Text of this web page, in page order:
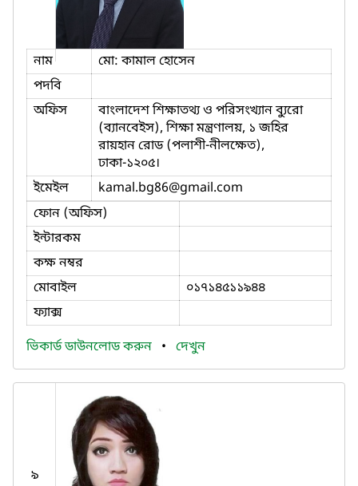
নাম
মো: কামাল হোসেন
পদবি
অফিস
বাংলাদেশ শিক্ষাতথ্য ও পরিসংখ্যান ব্যুরো
(ব্যানবেইস), শিক্ষা মন্ত্রণালয়, ১ জহির
রায়হান রোড (পলাশী-নীলক্ষেত),
ঢাকা-১২০৫।
ইমেইল
kamal.bg86@gmail.com
ফোন (অফিস)
ইন্টারকম
কক্ষ নম্বর
মোবাইল
০১৭১৪৫১১৯৪৪
ফ্যাক্স
ভিকার্ড ডাউনলোড করুন • দেখুন
৯